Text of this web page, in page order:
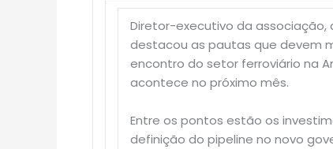
Diretor-executivo da associação,
destacou as pautas que devem
encontro do setor ferroviário na
acontece no próximo mês.
Entre os pontos estão os
definição do pipeline no novo